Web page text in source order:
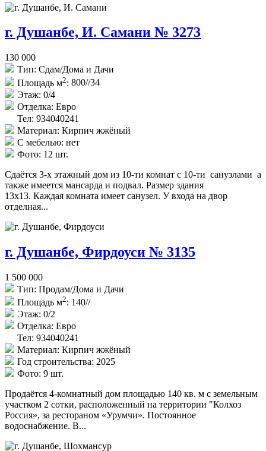
г. Душанбе, И. Самани № 3273
130 000
Тип: Сдам/Дома и Дачи
Площадь м2: 800//34
Этаж: 0/4
Отделка: Евро
Тел: 934040241
Материал: Кирпич жжёный
С мебелью: нет
Фото: 12 шт.
Сдаётся 3-х этажный дом из 10-ти комнат с 10-ти санузлами а
также имеется мансарда и подвал. Размер здания
13x13. Каждая комната имеет санузел. У входа на двор
отделная...
г. Душанбе, Фирдоуси № 3135
1 500 000
Тип: Продам/Дома и Дачи
Площадь м2: 140//
Этаж: 0/2
Отделка: Евро
Тел: 934040241
Материал: Кирпич жжёный
Год строительства: 2025
Фото: 9 шт.
Продаётся 4-комнатный дом площадью 140 кв. м с земельным
участком 2 сотки, расположенный на территории "Колхоз
Россия», за рестораном «Урумчи». Постоянное
водоснабжение. В...